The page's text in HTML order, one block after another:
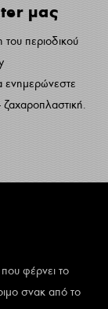
μας
περιοδικού
ενημερώνεστε
ζαχαροπλαστική.
φέρνει το
σνακ από το